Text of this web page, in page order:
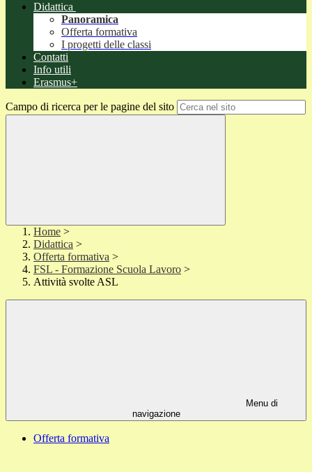
Didattica
Panoramica
Offerta formativa
I progetti delle classi
Contatti
Info utili
Erasmus+
Campo di ricerca per le pagine del sito
Home >
Didattica >
Offerta formativa >
FSL - Formazione Scuola Lavoro >
Attività svolte ASL
Menu di
navigazione
Offerta formativa